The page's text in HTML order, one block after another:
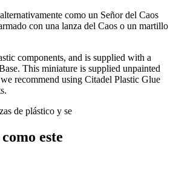
como un Señor del Caos
con una lanza del Caos o un martillo
components, and is supplied with a
This miniature is supplied unpainted
recommend using Citadel Plastic Glue
de plástico y se
este